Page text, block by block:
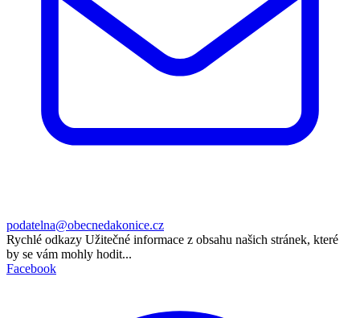
podatelna@obecnedakonice.cz
Rychlé odkazy Užitečné informace z obsahu našich stránek, které
by se vám mohly hodit...
Facebook